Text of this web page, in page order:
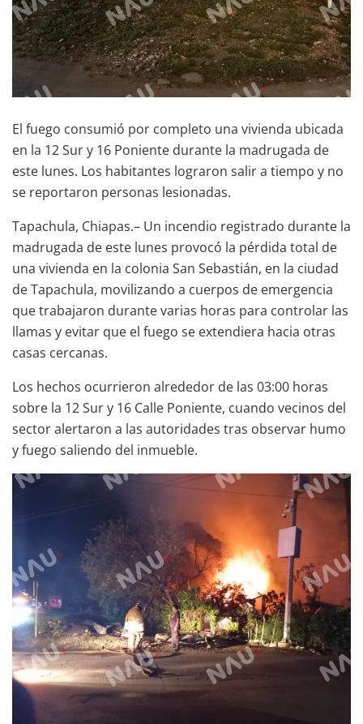
El fuego consumió por completo una vivienda ubicada
en la 12 Sur y 16 Poniente durante la madrugada de
este lunes. Los habitantes lograron salir a tiempo y no
se reportaron personas lesionadas.
Tapachula, Chiapas.– Un incendio registrado durante la
madrugada de este lunes provocó la pérdida total de
una vivienda en la colonia San Sebastián, en la ciudad
de Tapachula, movilizando a cuerpos de emergencia
que trabajaron durante varias horas para controlar las
llamas y evitar que el fuego se extendiera hacia otras
casas cercanas.
Los hechos ocurrieron alrededor de las 03:00 horas
sobre la 12 Sur y 16 Calle Poniente, cuando vecinos del
sector alertaron a las autoridades tras observar humo
y fuego saliendo del inmueble.